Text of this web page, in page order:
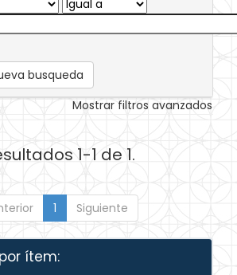
busqueda
Mostrar filtros avanzados
1-1 de 1.
1 Siguiente
ítem: